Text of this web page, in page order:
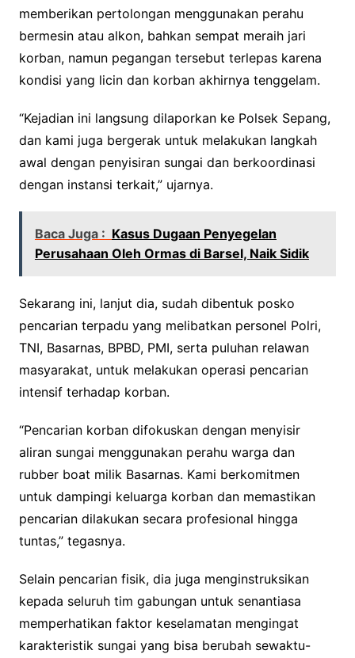
memberikan pertolongan menggunakan perahu
bermesin atau alkon, bahkan sempat meraih jari
korban, namun pegangan tersebut terlepas karena
kondisi yang licin dan korban akhirnya tenggelam.
“Kejadian ini langsung dilaporkan ke Polsek Sepang,
dan kami juga bergerak untuk melakukan langkah
awal dengan penyisiran sungai dan berkoordinasi
dengan instansi terkait,” ujarnya.
Baca Juga : Kasus Dugaan Penyegelan
Perusahaan Oleh Ormas di Barsel, Naik Sidik
Sekarang ini, lanjut dia, sudah dibentuk posko
pencarian terpadu yang melibatkan personel Polri,
TNI, Basarnas, BPBD, PMI, serta puluhan relawan
masyarakat, untuk melakukan operasi pencarian
intensif terhadap korban.
“Pencarian korban difokuskan dengan menyisir
aliran sungai menggunakan perahu warga dan
rubber boat milik Basarnas. Kami berkomitmen
untuk dampingi keluarga korban dan memastikan
pencarian dilakukan secara profesional hingga
tuntas,” tegasnya.
Selain pencarian fisik, dia juga menginstruksikan
kepada seluruh tim gabungan untuk senantiasa
memperhatikan faktor keselamatan mengingat
karakteristik sungai yang bisa berubah sewaktu-